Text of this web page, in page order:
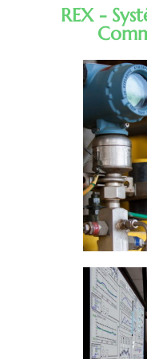
REX -